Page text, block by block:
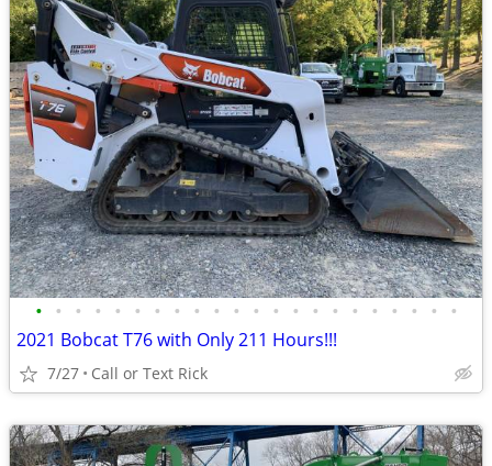
• • • • • • • • • • • • • • • • • • • • • •
2021 Bobcat T76 with Only 211 Hours!!!
7/27 Call or Text Rick